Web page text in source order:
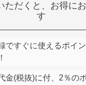
ただくと、お得に
す
ですぐに使えるポイ
金(税抜)に付、2％の